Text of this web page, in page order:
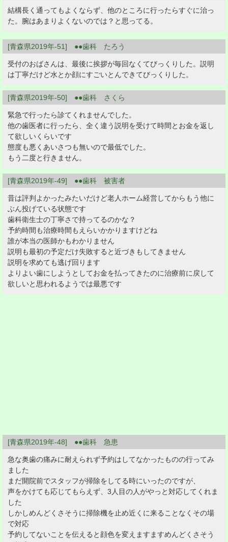
結構長く通ってもよくならず、他のところに行ったらすぐに治っ
た。腕はあまりよくないのでは？と思ってる。
[青森県2019年-51] ●●歯科 たろう
受付のおばさんは、最後に挨拶が毎回なくてびっくりした。説明
は丁寧だけど水とか顔にすごいとんできてびっくりした。
[青森県2019年-50] ●●歯科 さくら
緊急で行ったら診てくれませんでした。
他の歯医者に行ったら、全く違う説明を受けて時間とお金を返し
て欲しいくらいです
態度も悪くあいさつも無いので最低でした。
もう二度と行きません。
[青森県2019年-49] ●●歯科 被害者
昔は評判よかったみたいだけど老人ホーム経営してからもう他に
ぶん投げている状態です
歯科衛生士の丁寧さで持ってるのかな？
予約時間も治療時間もえらいかかりますけどね
誰が本当の医師かもわかりません
説明も最初の予定だけ失敗すると近づきもしてきません
説明を求めても逃げ回ります
よりよい歯にしようとしてお金を払ってきたのに治療前に戻して
欲しいと思われるようでは最悪です
[青森県2019年-48] ●●歯科 急患
急な奥歯の痛みに耐えられず予約はしてなかったものの行ってみ
ました
まだ開院前でスタッフが掃除をしてる時にいったのですが、
声をかけても応じてもらえず、3人目の人がやっと対応してくれま
した
しかしめんどくさそうに掃除機を止め近くに来ることなくその場
で対応
予約してないことを伝えると顔色を変えますますめんどくさそう